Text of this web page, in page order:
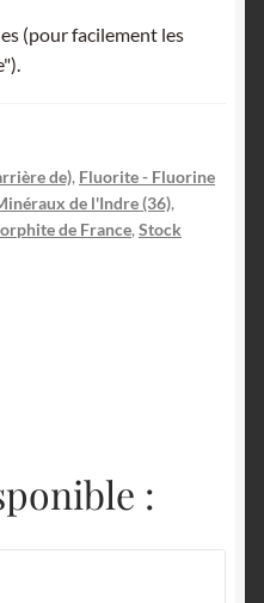
(pour facilement les
de), Fluorite - Fluorine
de l'Indre (36),
de France, Stock
: